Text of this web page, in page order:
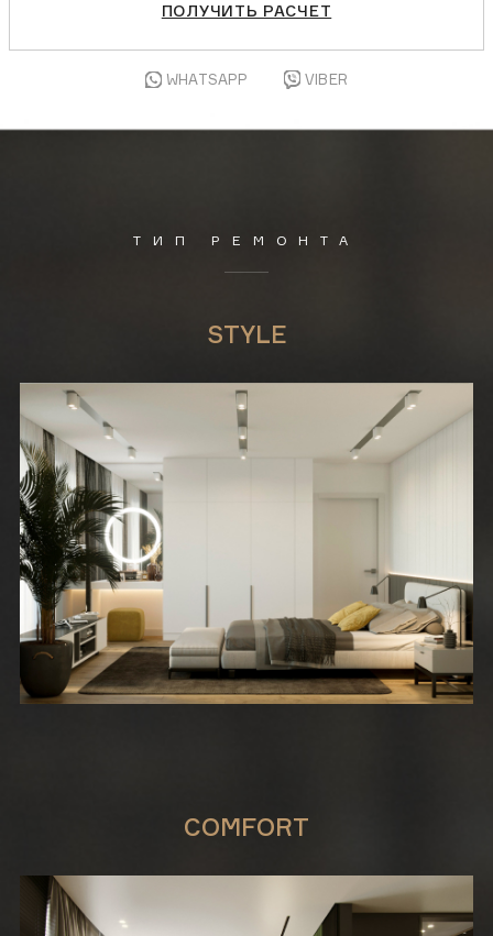
ПОЛУЧИТЬ РАСЧЕТ
WHATSAPP VIBER
ТИП РЕМОНТА
STYLE
COMFORT